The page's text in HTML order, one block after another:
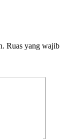
Ruas yang wajib